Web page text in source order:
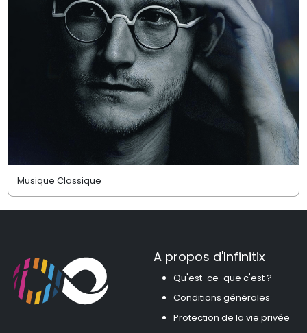
Musique Classique
A propos d'Infinitix
Qu'est-ce-que c'est ?
Conditions générales
Protection de la vie privée